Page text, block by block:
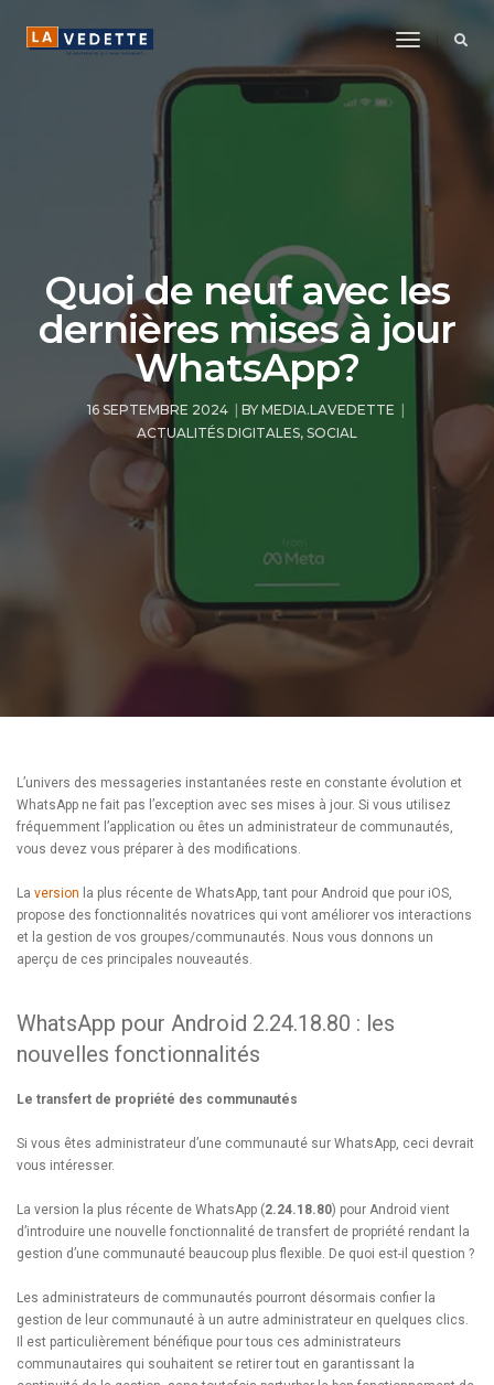
Toggle
Quoi de neuf avec les
dernières mises à jour
WhatsApp?
16 SEPTEMBRE 2024 BY MEDIA.LAVEDETTE
ACTUALITÉS DIGITALES, SOCIAL
L’univers des messageries instantanées reste en constante évolution et
WhatsApp ne fait pas l’exception avec ses mises à jour. Si vous utilisez
fréquemment l’application ou êtes un administrateur de communautés,
vous devez vous préparer à des modifications.
La version la plus récente de WhatsApp, tant pour Android que pour iOS,
propose des fonctionnalités novatrices qui vont améliorer vos interactions
et la gestion de vos groupes/communautés. Nous vous donnons un
aperçu de ces principales nouveautés.
WhatsApp pour Android 2.24.18.80 : les
nouvelles fonctionnalités
Le transfert de propriété des communautés
Si vous êtes administrateur d’une communauté sur WhatsApp, ceci devrait
vous intéresser.
La version la plus récente de WhatsApp (2.24.18.80) pour Android vient
d’introduire une nouvelle fonctionnalité de transfert de propriété rendant la
gestion d’une communauté beaucoup plus flexible. De quoi est-il question ?
Les administrateurs de communautés pourront désormais confier la
gestion de leur communauté à un autre administrateur en quelques clics.
Il est particulièrement bénéfique pour tous ces administrateurs
communautaires qui souhaitent se retirer tout en garantissant la